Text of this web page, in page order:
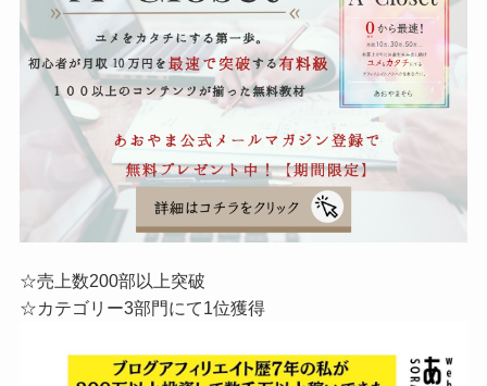
☆売上数200部以上突破
☆カテゴリー3部門にて1位獲得